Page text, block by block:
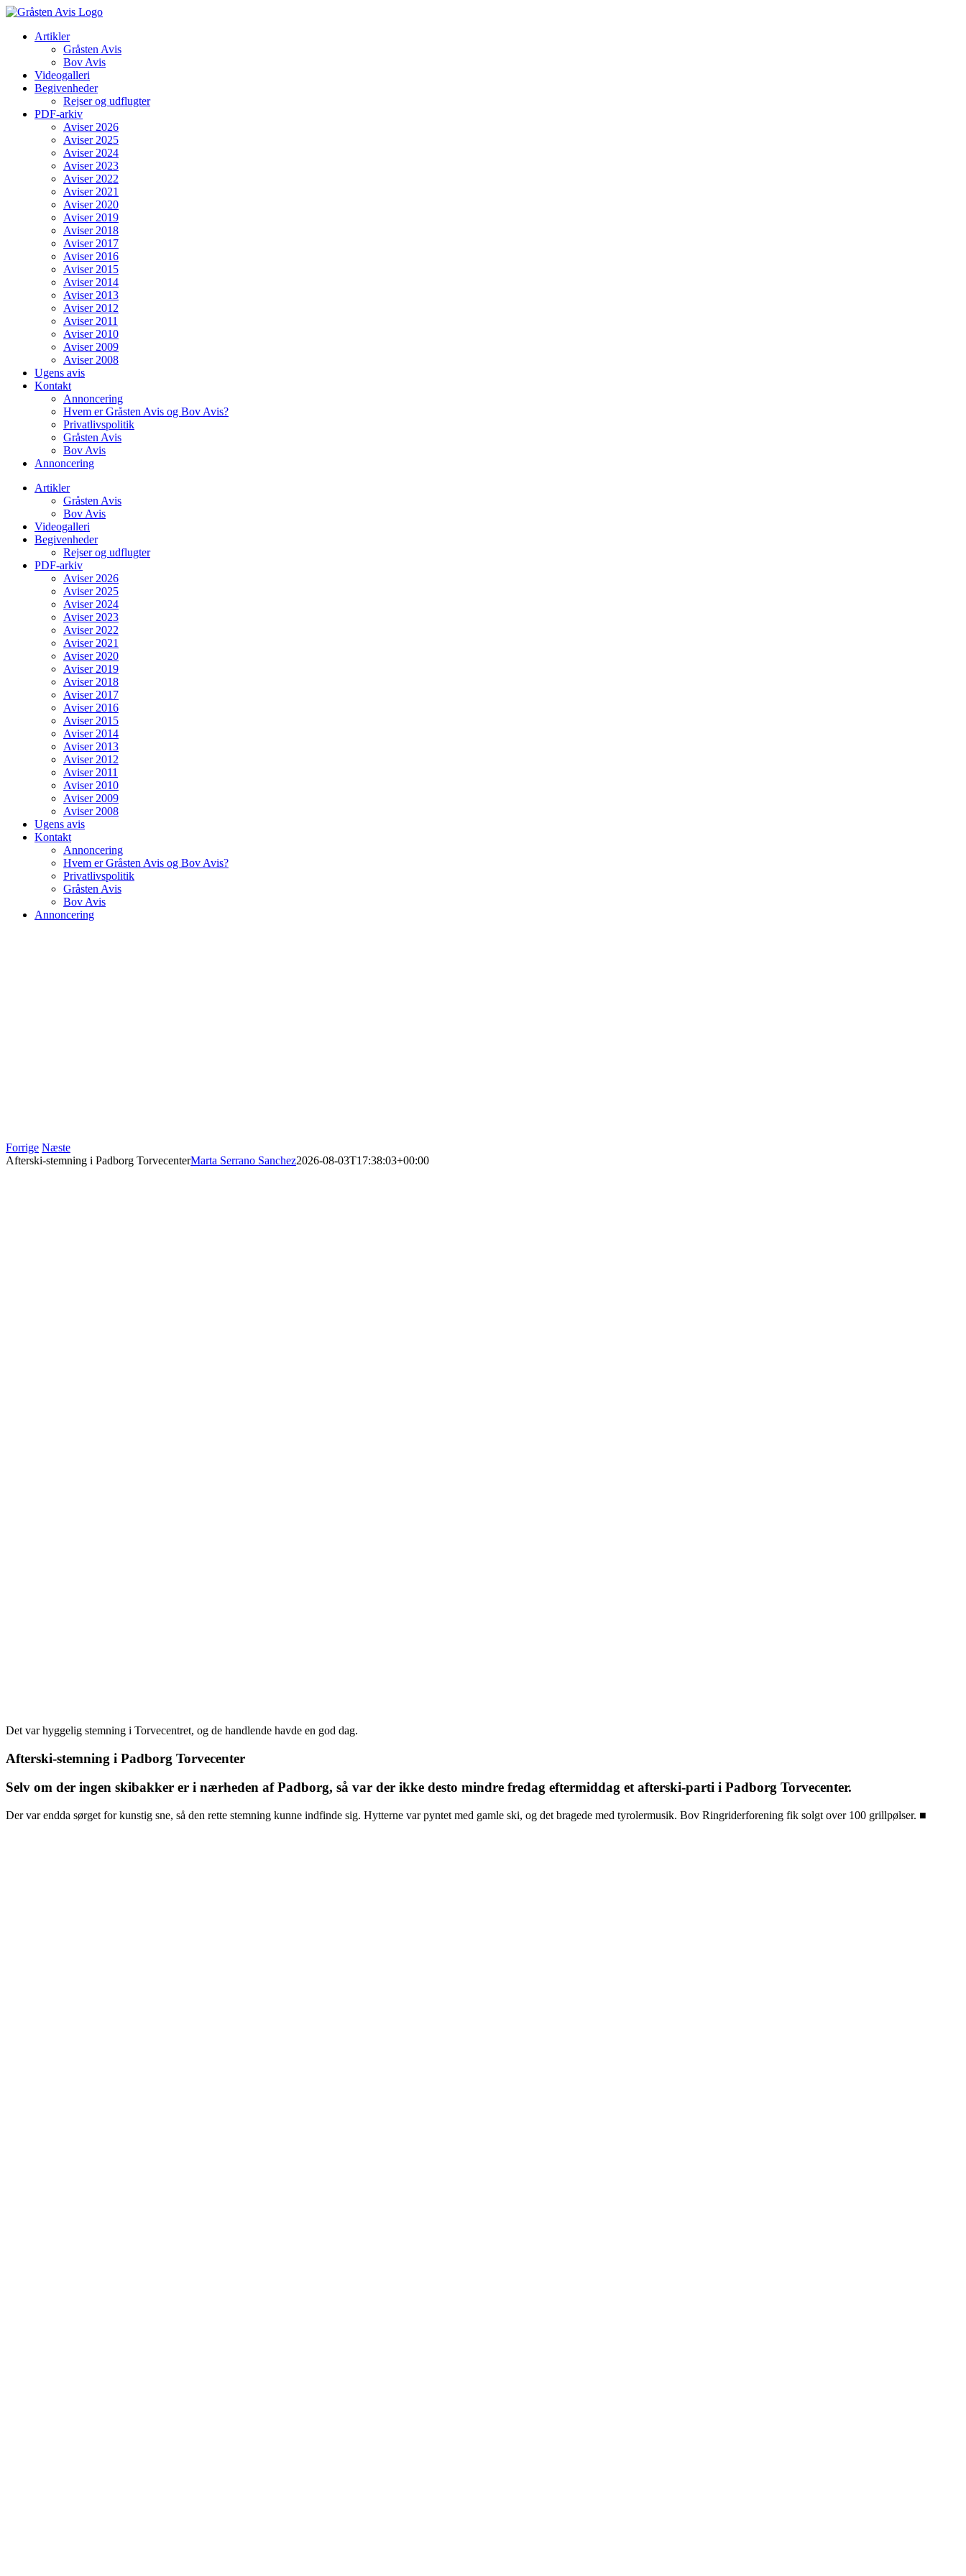
Skip
contentArtikler
Gråsten Avis
Bov Avis
Videogalleri
Begivenheder
Rejser og udflugter
PDF-arkiv
Aviser 2026
Aviser 2025
Aviser 2024
Aviser 2023
Aviser 2022
Aviser 2021
Aviser 2020
Aviser 2019
Aviser 2018
Aviser 2017
Aviser 2016
Aviser 2015
Aviser 2014
Aviser 2013
Aviser 2012
Aviser 2011
Aviser 2010
Aviser 2009
Aviser 2008
Ugens avis
Kontakt
Annoncering
Hvem er Gråsten Avis og Bov Avis?
Privatlivspolitik
Gråsten Avis
Bov Avis
Annoncering
Artikler
Gråsten Avis
Bov Avis
Videogalleri
Begivenheder
Rejser og udflugter
PDF-arkiv
Aviser 2026
Aviser 2025
Aviser 2024
Aviser 2023
Aviser 2022
Aviser 2021
Aviser 2020
Aviser 2019
Aviser 2018
Aviser 2017
Aviser 2016
Aviser 2015
Aviser 2014
Aviser 2013
Aviser 2012
Aviser 2011
Aviser 2010
Aviser 2009
Aviser 2008
Ugens avis
Kontakt
Annoncering
Hvem er Gråsten Avis og Bov Avis?
Privatlivspolitik
Gråsten Avis
Bov Avis
Annoncering
Forrige Næste
Afterski-stemning i Padborg TorvecenterMarta Serrano Sanchez2026-08-03T17:38:03+00:00
Det var hyggelig stemning i Torvecentret, og de handlende havde en god dag.
Afterski-stemning i Padborg Torvecenter
Selv om der ingen skibakker er i nærheden af Padborg, så var der ikke desto mindre fredag eftermiddag et afterski-parti i Padborg Torvecenter.
Der var endda sørget for kunstig sne, så den rette stemning kunne indfinde sig. Hytterne var pyntet med gamle ski, og det bragede med tyrolermusik. Bov Ringriderforening fik solgt over 100 grillpølser. ■